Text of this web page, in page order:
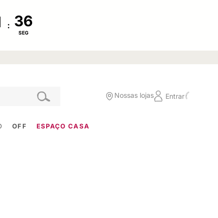
:
SEG
Nossas lojas Entrar
OFF ESPAÇO CASA